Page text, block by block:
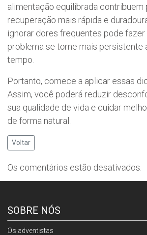
alimentação equilibrada contribuem
recuperação mais rápida e
ignorar dores frequentes pode
problema se torne mais persistente
tempo.
Portanto, comece a aplicar essas
Assim, você poderá reduzir
sua qualidade de vida e cuidar
de forma natural.
Voltar
Os comentários estão desativados.
SOBRE NÓS
Os adventistas